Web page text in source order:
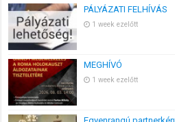
PÁLYÁZATI FELHÍVÁS
1 week ezelőtt
MEGHÍVÓ
1 week ezelőtt